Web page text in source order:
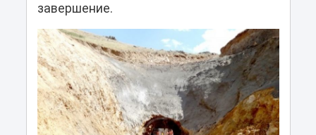
завершение.